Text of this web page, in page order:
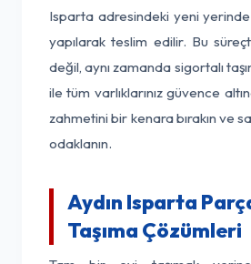
Isparta adresindeki yeni
yapılarak teslim edilir. Bu
değil, aynı zamanda sigortalı
ile tüm varlıklarınız güvence
zahmetini bir kenara bırakın ve
odaklanın.
Aydın Isparta
Taşıma Çözümleri